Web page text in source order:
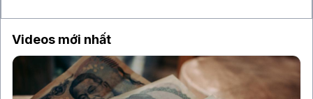
Videos mới nhất